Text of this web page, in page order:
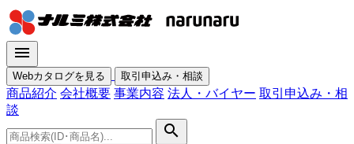
menu
Webカタログを見る 取引申込み・相談
商品紹介 会社概要 事業内容 法人・バイヤー 取引申込み・相
談
search